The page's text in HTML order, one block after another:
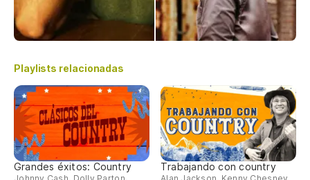
Playlists relacionadas
Grandes éxitos: Country Trabajando con country